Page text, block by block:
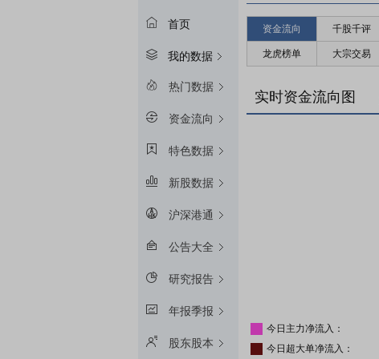
首页
我的数据
热门数据
资金流向
特色数据
新股数据
沪深港通
公告大全
研究报告
年报季报
股东股本
资金流向 千股千评
龙虎榜单 大宗交易
实时资金流向图
今日主力净流入：
今日超大单净流入：